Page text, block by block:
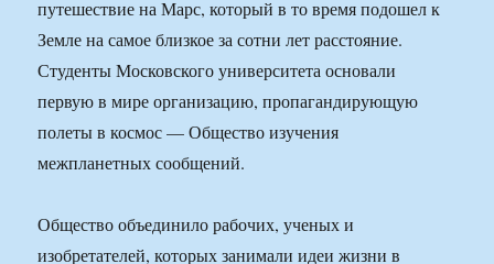
путешествие на Марс, который в то время подошел к
Земле на самое близкое за сотни лет расстояние.
Студенты Московского университета основали
первую в мире организацию, пропагандирующую
полеты в космос — Общество изучения
межпланетных сообщений.
Общество объединило рабочих, ученых и
изобретателей, которых занимали идеи жизни в